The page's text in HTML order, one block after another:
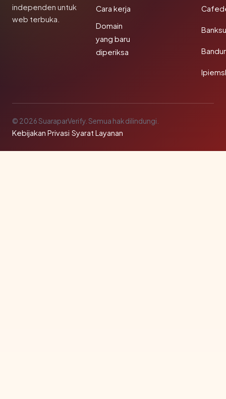
independen untuk
web terbuka.
Cara kerja
Domain
yang baru
diperiksa
© 2026 SuaraparVerify. Semua hak dilindungi.
Kebijakan Privasi·Syarat Layanan